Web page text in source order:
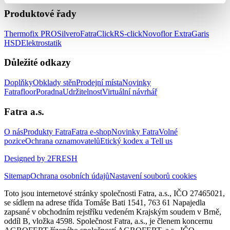
Produktové řady
Thermofix PROSilveroFatraClickRS-clickNovoflor ExtraGaris
HSDElektrostatik
Důležité odkazy
DoplňkyObklady stěnProdejní místaNovinky
FatrafloorPoradnaUdržitelnostVirtuální návrhář
Fatra a.s.
O násProdukty FatraFatra e-shopNovinky FatraVolné
poziceOchrana oznamovatelůEtický kodex a Tell us
Designed by 2FRESH
SitemapOchrana osobních údajůNastavení souborů cookies
Toto jsou internetové stránky společnosti Fatra, a.s., IČO 27465021,
se sídlem na adrese třída Tomáše Bati 1541, 763 61 Napajedla
zapsané v obchodním rejstříku vedeném Krajským soudem v Brně,
oddíl B, vložka 4598. Společnost Fatra, a.s., je členem koncernu